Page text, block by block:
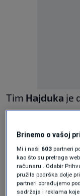
Tim Hajduka je
trenirao pred
a završetak
krhotina
portal.
U Splitu je
Brinemo o vašoj
Mi i naši 603 partneri
kao što su pretraga
računaru . Odabir
pružila podrška dolje
partneri obrađujemo
sadržaja i reklama